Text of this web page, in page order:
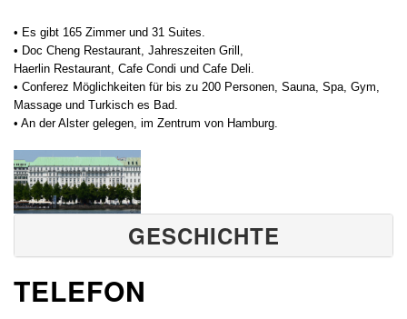
• Es gibt 165 Zimmer und 31 Suites.
• Doc Cheng Restaurant, Jahreszeiten Grill,
Haerlin Restaurant, Cafe Condi und Cafe Deli.
• Conferez Möglichkeiten für bis zu 200 Personen, Sauna, Spa, Gym,
Massage und Turkisch es Bad.
• An der Alster gelegen, im Zentrum von Hamburg.
GESCHICHTE
TELEFON